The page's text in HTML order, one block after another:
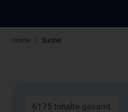
Home Suche
6175 Inhalte gesamt